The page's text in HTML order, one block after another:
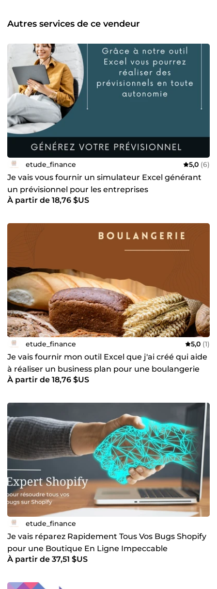
Autres services de ce vendeur
etude_finance 5,0 (6)
Je vais vous fournir un simulateur Excel générant
un prévisionnel pour les entreprises
À partir de 18,76 $US
etude_finance 5,0 (1)
Je vais fournir mon outil Excel que j'ai créé qui aide
à réaliser un business plan pour une boulangerie
À partir de 18,76 $US
etude_finance
Je vais réparez Rapidement Tous Vos Bugs Shopify
pour une Boutique En Ligne Impeccable
À partir de 37,51 $US